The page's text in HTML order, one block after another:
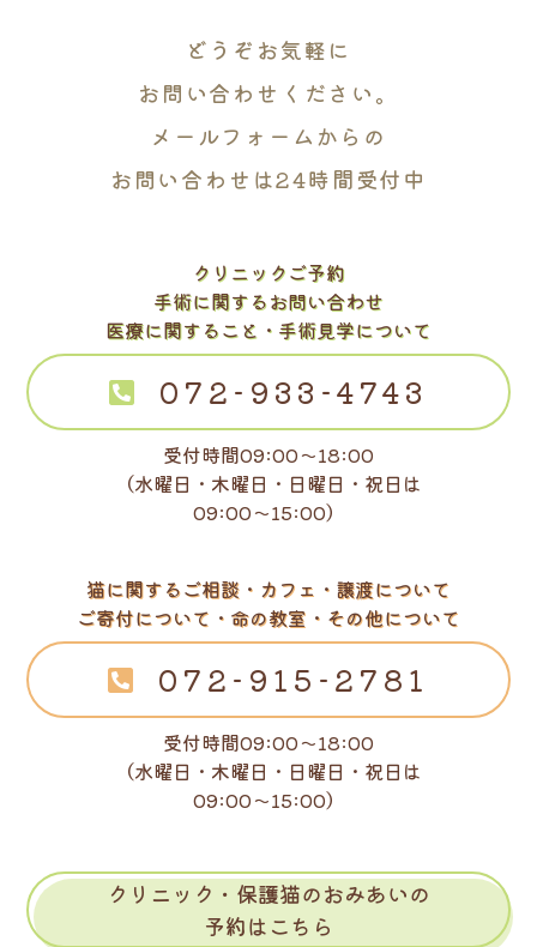
どうぞお気軽に
お問い合わせください。
メールフォームからの
お問い合わせは24時間受付中
クリニックご予約
手術に関するお問い合わせ
医療に関すること・手術見学について
072-933-4743
受付時間09:00～18:00
（水曜日・木曜日・日曜日・祝日は
09:00～15:00）
猫に関するご相談・カフェ・譲渡について
ご寄付について・命の教室・その他について
072-915-2781
受付時間09:00～18:00
（水曜日・木曜日・日曜日・祝日は
09:00～15:00）
クリニック・保護猫のおみあいの
予約はこちら